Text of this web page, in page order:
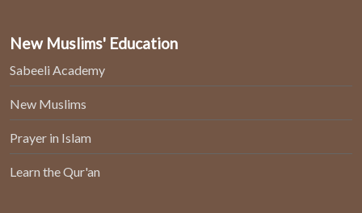
New Muslims' Education
Sabeeli Academy
New Muslims
Prayer in Islam
Learn the Qur'an